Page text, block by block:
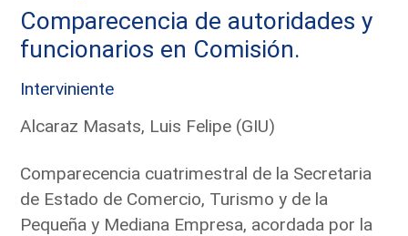
Comparecencia de autoridades y
funcionarios en Comisión.
Interviniente
Alcaraz Masats, Luis Felipe (GIU)
Comparecencia cuatrimestral de la Secretaria
de Estado de Comercio, Turismo y de la
Pequeña y Mediana Empresa, acordada por la